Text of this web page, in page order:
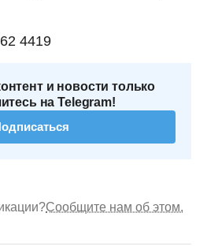
4419
и новости только
на Telegram!
Сообщите нам об этом.